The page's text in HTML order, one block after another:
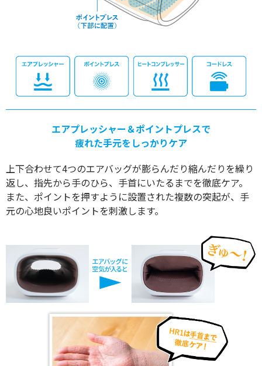
エアプレッシャー＆ポイントプレスで
疲れた手元をしっかりケア
上下合わせて4つのエアバッグが膨らんだり縮んだりを繰り
返し、指先から手のひら、手首にいたるまでを徹底ケア。
また、ポイントを押すように設置された複数の突起が、手
元の心地良いポイントを刺激します。